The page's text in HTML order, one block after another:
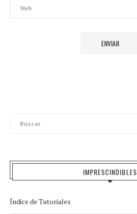
IMPRESCINDIBLES
Índice de Tutoriales